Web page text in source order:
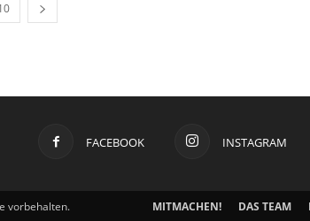
FACEBOOK INSTAGRAM
MITMACHEN! DAS TEAM
vorbehalten.